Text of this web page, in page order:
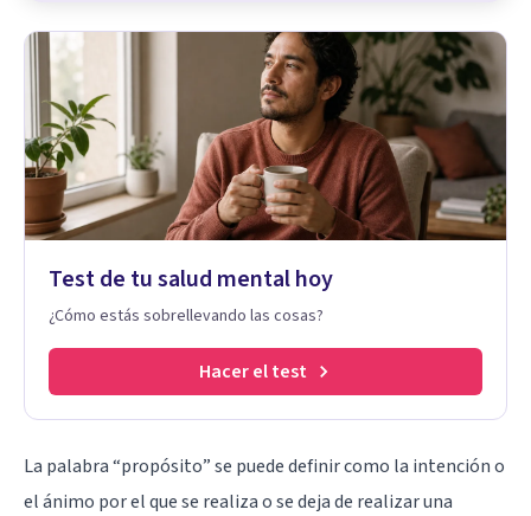
Test de tu salud mental hoy
¿Cómo estás sobrellevando las cosas?
Hacer el test
La palabra “propósito” se puede definir como la intención o
el ánimo por el que se realiza o se deja de realizar una